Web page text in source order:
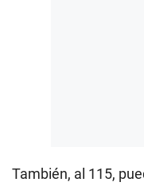
También, al 115,